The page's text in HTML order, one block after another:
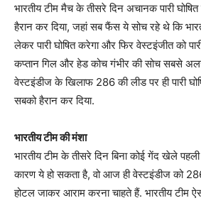
भारतीय टीम मैच के तीसरे दिन अचानक पारी
हैरान कर दिया, जहां सब फैंस ये सोच रहे थे कि
लेकर पारी घोषित करेगा और फिर वेस्टइंजीत को
कप्तान गिल और हेड कोच गंभीर की सोच सबसे
वेस्टइंडीज के खिलाफ 286 की लीड पर ही पारी
सबको हैरान कर दिया.
भारतीय टीम की मंशा
भारतीय टीम के तीसरे दिन बिना कोई गेंद खेले
कारण ये हो सकता है, वो आज ही वेस्टइंडीज
होटल जाकर आराम करना चाहते हैं. भारतीय टीम